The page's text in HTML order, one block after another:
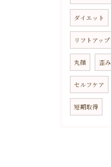
ダイエット
リフトアップ
丸顔 歪み
セルフケア
短期取得